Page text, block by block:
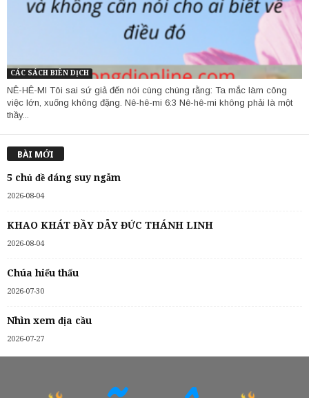
CÁC SÁCH BIÊN DỊCH
NÊ-HÊ-MI Tôi sai sứ giả đến nói cùng chúng rằng: Ta mắc làm công
việc lớn, xuống không đặng. Nê-hê-mi 6:3 Nê-hê-mi không phải là một
thầy...
BÀI MỚI
5 chủ đề đáng suy ngẫm
2026-08-04
KHAO KHÁT ĐẦY DẪY ĐỨC THÁNH LINH
2026-08-04
Chúa hiểu thấu
2026-07-30
Nhìn xem địa cầu
2026-07-27